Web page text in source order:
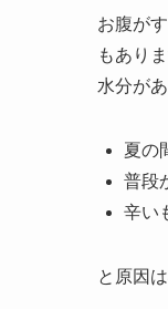
お腹が
もあり
水分が
夏の
普段
辛い
と原因